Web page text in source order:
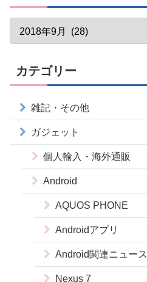
カテゴリー
雑記・その他
ガジェット
個人輸入・海外通販
Android
AQUOS PHONE
Androidアプリ
Android関連ニュース
Nexus 7